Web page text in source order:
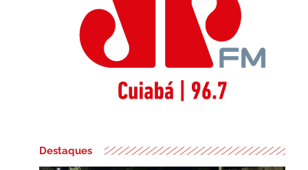
Destaques